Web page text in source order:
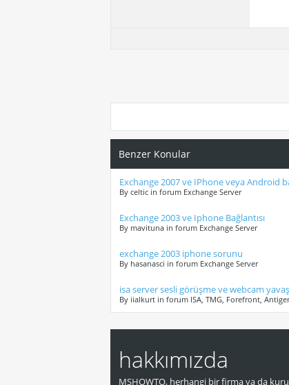
Benzer Konular
Exchange 2007 ve IPhone veya Android
By celtic in forum Exchange Server
Exchange 2003 ve Iphone Bağlantısı
By mavituna in forum Exchange Server
exchange 2003 iphone sorunu
By hasanasci in forum Exchange Server
isa server sesli görüşme ve webcam
By iialkurt in forum ISA, TMG, Forefront,
hakkımızda
MSHOWTO, herhangi bir firma ya da